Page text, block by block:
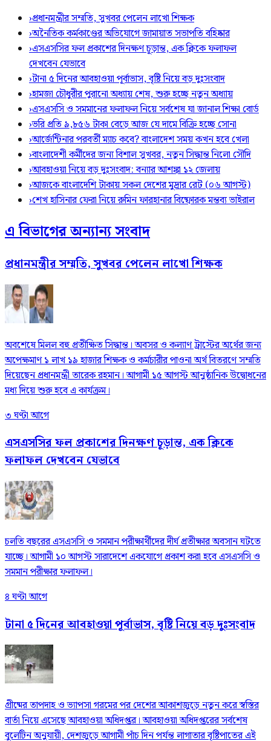
›প্রধানমন্ত্রীর সম্মতি, সুখবর পেলেন লাখো শিক্ষক
›অনৈতিক কর্মকাণ্ডের অভিযোগে জামায়াত সভাপতি বহিষ্কার
›এসএসসির ফল প্রকাশের দিনক্ষণ চূড়ান্ত, এক ক্লিকে ফলাফল
দেখবেন যেভাবে
›টানা ৫ দিনের আবহাওয়া পূর্বাভাস, বৃষ্টি নিয়ে বড় দুঃসংবাদ
›হামজা চৌধুরীর পুরানো অধ্যায় শেষ, শুরু হচ্ছে নতুন অধ্যায়
›এসএসসি ও সমমানের ফলাফল নিয়ে সর্বশেষ যা জানাল শিক্ষা বোর্ড
›ভরি প্রতি ৯,৮৫৬ টাকা বেড়ে আজ যে দামে বিক্রি হচ্ছে সোনা
›আর্জেন্টিনার পরবর্তী ম্যাচ কবে? বাংলাদেশ সময় কখন হবে খেলা
›বাংলাদেশী কর্মীদের জন্য বিশাল সুখবর, নতুন সিদ্ধান্ত নিলো সৌদি
›আবহাওয়া নিয়ে বড় দুঃসংবাদ: বন্যার আশঙ্কা ১২ জেলায়
›আজকে বাংলাদেশি টাকায় সকল দেশের মুদ্রার রেট (০৬ আগস্ট)
›শেখ হাসিনার ফেরা নিয়ে রুমিন ফারহানার বিষ্ফোরক মন্তব্য ভাইরাল
এ বিভাগের অন্যান্য সংবাদ
প্রধানমন্ত্রীর সম্মতি, সুখবর পেলেন লাখো শিক্ষক
অবশেষে মিলল বহু প্রতীক্ষিত সিদ্ধান্ত। অবসর ও কল্যাণ ট্রাস্টের অর্থের জন্য
অপেক্ষমাণ ১ লাখ ১৯ হাজার শিক্ষক ও কর্মচারীর পাওনা অর্থ বিতরণে সম্মতি
দিয়েছেন প্রধানমন্ত্রী তারেক রহমান। আগামী ১৫ আগস্ট আনুষ্ঠানিক উদ্বোধনের
মধ্য দিয়ে শুরু হবে এ কার্যক্রম।
৩ ঘণ্টা আগে
এসএসসির ফল প্রকাশের দিনক্ষণ চূড়ান্ত, এক ক্লিকে
ফলাফল দেখবেন যেভাবে
চলতি বছরের এসএসসি ও সমমান পরীক্ষার্থীদের দীর্ঘ প্রতীক্ষার অবসান ঘটতে
যাচ্ছে। আগামী ১০ আগস্ট সারাদেশে একযোগে প্রকাশ করা হবে এসএসসি ও
সমমান পরীক্ষার ফলাফল।
৪ ঘণ্টা আগে
টানা ৫ দিনের আবহাওয়া পূর্বাভাস, বৃষ্টি নিয়ে বড় দুঃসংবাদ
গ্রীষ্মের তাপদাহ ও ভ্যাপসা গরমের পর দেশের আকাশজুড়ে নতুন করে স্বস্তির
বার্তা নিয়ে এসেছে আবহাওয়া অধিদপ্তর। আবহাওয়া অধিদপ্তরের সর্বশেষ
বুলেটিন অনুযায়ী, দেশজুড়ে আগামী পাঁচ দিন পর্যন্ত লাগাতার বৃষ্টিপাতের এই